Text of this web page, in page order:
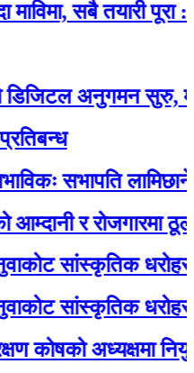
सबै तयारी पूरा
सुरु, मन्त्री
सभापति लामिछाने
र रोजगारमा ठूलो
सांस्कृतिक धरोहर
सांस्कृतिक धरोहर
अध्यक्षमा नियुक्ति